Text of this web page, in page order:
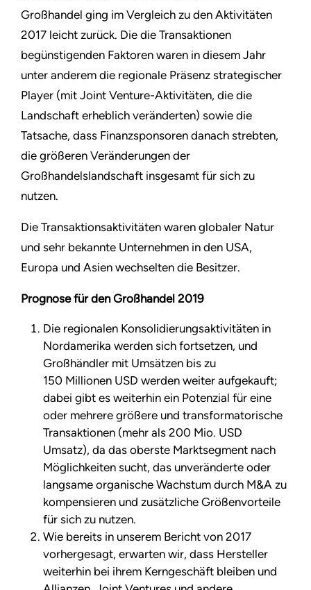
Großhandel ging im Vergleich zu den Aktivitäten
2017 leicht zurück. Die die Transaktionen
begünstigenden Faktoren waren in diesem Jahr
unter anderem die regionale Präsenz strategischer
Player (mit Joint Venture-Aktivitäten, die die
Landschaft erheblich veränderten) sowie die
Tatsache, dass Finanzsponsoren danach strebten,
die größeren Veränderungen der
Großhandelslandschaft insgesamt für sich zu
nutzen.
Die Transaktionsaktivitäten waren globaler Natur
und sehr bekannte Unternehmen in den USA,
Europa und Asien wechselten die Besitzer.
Prognose für den Großhandel 2019
Die regionalen Konsolidierungsaktivitäten in
Nordamerika werden sich fortsetzen, und
Großhändler mit Umsätzen bis zu
150 Millionen USD werden weiter aufgekauft;
dabei gibt es weiterhin ein Potenzial für eine
oder mehrere größere und transformatorische
Transaktionen (mehr als 200 Mio. USD
Umsatz), da das oberste Marktsegment nach
Möglichkeiten sucht, das unveränderte oder
langsame organische Wachstum durch M&A zu
kompensieren und zusätzliche Größenvorteile
für sich zu nutzen.
Wie bereits in unserem Bericht von 2017
vorhergesagt, erwarten wir, dass Hersteller
weiterhin bei ihrem Kerngeschäft bleiben und